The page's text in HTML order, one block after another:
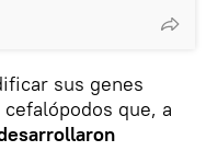
sus genes
que, a